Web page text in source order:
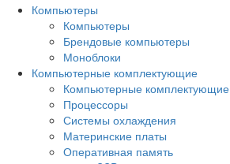
Компьютеры
Компьютеры
Брендовые компьютеры
Моноблоки
Компьютерные комплектующие
Компьютерные комплектующие
Процессоры
Системы охлаждения
Материнские платы
Оперативная память